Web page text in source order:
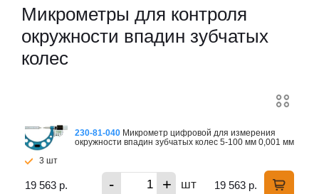
Микрометры для контроля
окружности впадин зубчатых
колес
230-81-040 Микрометр цифровой для измерения
окружности впадин зубчатых колес 5-100 мм 0,001 мм
3 шт
19 563 р. - + шт 19 563 р.